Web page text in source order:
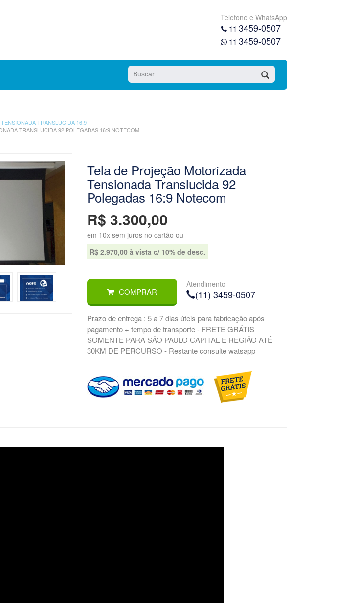
Telefone e WhatsApp
11 3459-0507
11 3459-0507
TRANSLUCIDA 16:9
TRANSLUCIDA 92 POLEGADAS 16:9 NOTECOM
Tela de Projeção Motorizada
Tensionada Translucida 92
Polegadas 16:9 Notecom
R$ 3.300,00
em 10x sem juros no cartão ou
R$ 2.970,00 à vista c/ 10% de desc.
COMPRAR
Atendimento
(11) 3459-0507
Prazo de entrega : 5 a 7 dias úteis para fabricação após
pagamento + tempo de transporte - FRETE GRÁTIS
SOMENTE PARA SÃO PAULO CAPITAL E REGIÃO ATÉ
30KM DE PERCURSO - Restante consulte watsapp